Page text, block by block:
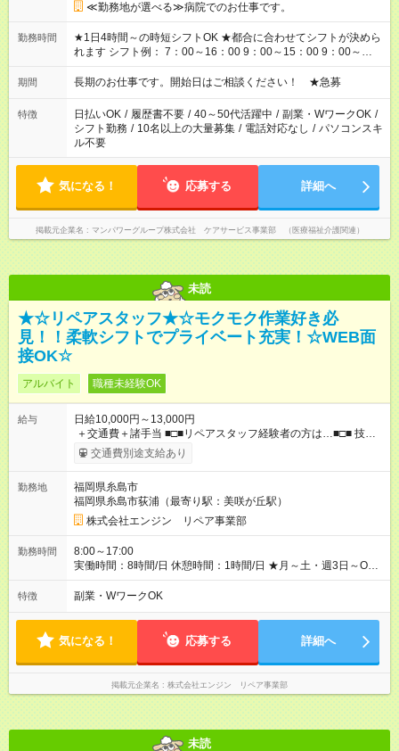
≪勤務地が選べる≫病院でのお仕事です。
勤務時間
★1日4時間～の時短シフトOK ★都合に合わせてシフトが決めら
れます シフト例： 7：00～16：00 9：00～15：00 9：00～
18：00 11：00～20：00 など ※Wワークの場合、他のお仕事と
合わせ週40時間超の就業はご案内できません ※法令に基づき、
派遣法（日雇い派遣の原則禁止）により、短時間・短期間の就
業はご案内が難しい場合があります
期間 長期のお仕事です。開始日はご相談ください！ ★急募
特徴 日払いOK / 履歴書不要 / 40～50代活躍中 / 副業・WワークOK /
シフト勤務 / 10名以上の大量募集 / 電話対応なし / パソコンスキ
ル不要
気になる！ 応募する 詳細へ
掲載元企業名 マンパワーグループ株式会社 ケアサービス事業部 （医療福祉介護関連）
未読
★☆リペアスタッフ★☆モクモク作業好き必
見！！柔軟シフトでプライベート充実！☆WEB面
接OK☆
アルバイト 職種未経験OK
給与
日給10,000円～13,000円
＋交通費＋諸手当 ■□■リペアスタッフ経験者の方は…■□■ 技術
チェック後に日給を決定します！ ・現場数に応じて『日給が1.2
倍』！ ・その他手当により『1.5倍』になることも…！ ・その他
交通費規定支給 ◆残業手当あり ◆子供手当あり ◆宿泊手当あり
(2000円/1日) ※宿泊を伴う現場の場合 ◆先輩スタッフの給与例
﹋﹋﹋﹋﹋﹋﹋﹋﹋﹋﹋ ・週5日勤務Aさん ＞＞日給10，000円
×20勤務 ＞＞月収20万円＋諸手当 【試用期間】試用期間あり 試
用期間の長さ：6ヶ月 ※ 雇用形態と給与に、本採用時と異なる部
分があります。 雇用形態：本採用時と同じです。 給与：日
円 121勤務目から日給10，000円～ となります。
::::: ::::: ::::: ::::: ::::: ::::::
交通費別途支給あり
勤務地
福岡県糸島市
福岡県糸島市荻浦（最寄り駅：美咲が丘駅）
株式会社エンジン リペア事業部
勤務時間
8:00～17:00
実働時間：8時間/日 休憩時間：1時間/日 ★月～土・週3日～OK
★週4～5日入れる方大歓迎！※日時相談OK ★時期により連休取
得も可能！ ＼毎月希望シフト提出で働きやすい！／ 毎月20日ま
談OK
特徴 副業・WワークOK
気になる！ 応募する 詳細へ
掲載元企業名 株式会社エンジン リペア事業部
未読